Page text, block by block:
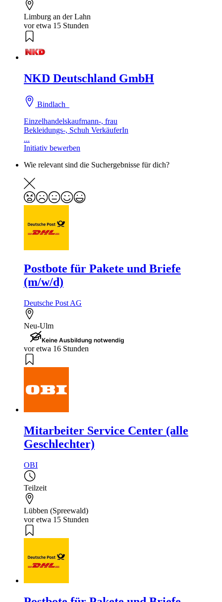
Limburg an der Lahn
vor etwa 15 Stunden
NKD Deutschland GmbH
Bindlach
Einzelhandelskaufmann-, frau
Bekleidungs-, Schuh VerkäuferIn
...
Initiativ bewerben
Wie relevant sind die Suchergebnisse für dich?
Postbote für Pakete und Briefe
(m/w/d)
Deutsche Post AG
Neu-Ulm
Keine Ausbildung notwendig
vor etwa 16 Stunden
Mitarbeiter Service Center (alle
Geschlechter)
OBI
Teilzeit
Lübben (Spreewald)
vor etwa 15 Stunden